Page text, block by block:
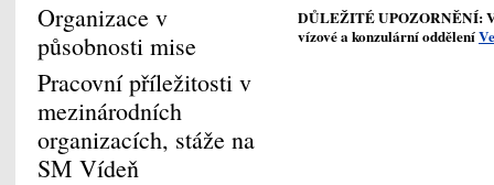
DŮLEŽITÉ UPOZORNĚNÍ:
vízové a konzulární oddělení
Organizace v
působnosti mise
Pracovní příležitosti v
mezinárodních
organizacích, stáže na
SM Vídeň